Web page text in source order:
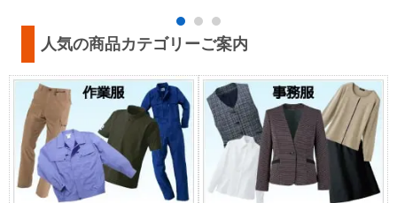
人気の商品カテゴリーご案内